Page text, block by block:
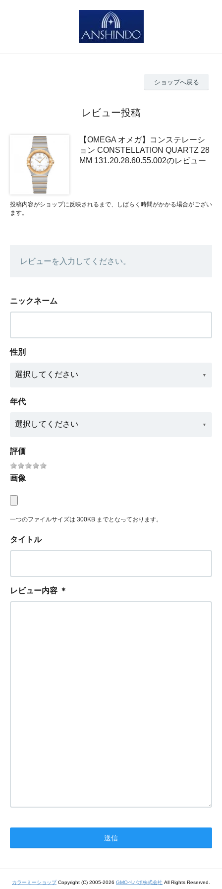
ショップへ戻る
レビュー投稿
【OMEGA オメガ】コンステレーシ
ョン CONSTELLATION QUARTZ 28
MM 131.20.28.60.55.002のレビュー
投稿内容がショップに反映されるまで、しばらく時間がかかる場合がござい
ます。
レビューを入力してください。
ニックネーム
性別
年代
評価
画像
一つのファイルサイズは 300KB までとなっております。
タイトル
レビュー内容 ＊
カラーミーショップCopyright (C) 2005-2026 GMOペパボ株式会社 All Rights Reserved.